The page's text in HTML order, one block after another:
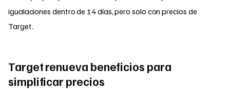
igualaciones dentro de 14 días, pero solo con precios de
Target.
Target renueva beneficios para
simplificar precios